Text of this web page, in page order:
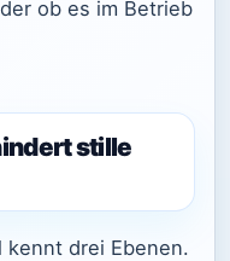
ob es im Betrieb
stille
kennt drei Ebenen.